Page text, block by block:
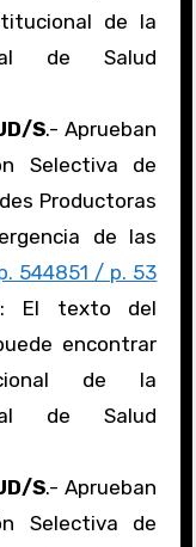
de la
de Salud
S.- Aprueban
Selectiva de
Productoras
de las
544851 / p. 53
: El texto del
encontrar
de la
de Salud
S.- Aprueban
Selectiva de